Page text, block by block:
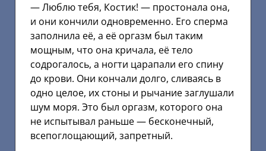
— Люблю тебя, Костик! — простонала она,
и они кончили одновременно. Его сперма
заполнила её, а её оргазм был таким
мощным, что она кричала, её тело
содрогалось, а ногти царапали его спину
до крови. Они кончали долго, сливаясь в
одно целое, их стоны и рычание заглушали
шум моря. Это был оргазм, которого она
не испытывал раньше — бесконечный,
всепоглощающий, запретный.